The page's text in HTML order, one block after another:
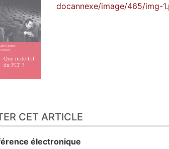
docannexe/image/465/img-
CET ARTICLE
électronique